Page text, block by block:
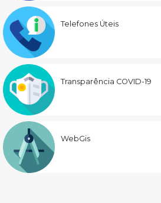
Telefones Úteis
Transparência COVID-19
WebGis